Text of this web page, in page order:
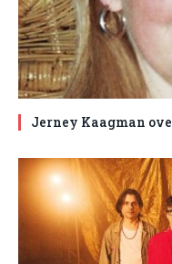
Jerney Kaagman